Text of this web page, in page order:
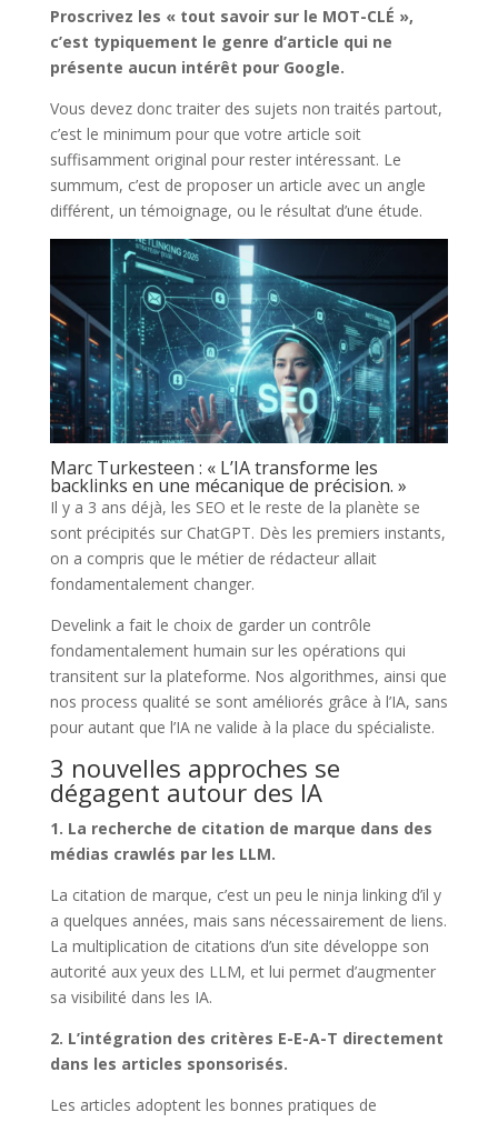
Proscrivez les « tout savoir sur le MOT-CLÉ »,
c’est typiquement le genre d’article qui ne
présente aucun intérêt pour Google.
Vous devez donc traiter des sujets non traités partout,
c’est le minimum pour que votre article soit
suffisamment original pour rester intéressant. Le
summum, c’est de proposer un article avec un angle
différent, un témoignage, ou le résultat d’une étude.
Marc Turkesteen : « L’IA transforme les
backlinks en une mécanique de précision. »
Il y a 3 ans déjà, les SEO et le reste de la planète se
sont précipités sur ChatGPT. Dès les premiers instants,
on a compris que le métier de rédacteur allait
fondamentalement changer.
Develink a fait le choix de garder un contrôle
fondamentalement humain sur les opérations qui
transitent sur la plateforme. Nos algorithmes, ainsi que
nos process qualité se sont améliorés grâce à l’IA, sans
pour autant que l’IA ne valide à la place du spécialiste.
3 nouvelles approches se
dégagent autour des IA
1. La recherche de citation de marque dans des
médias crawlés par les LLM.
La citation de marque, c’est un peu le ninja linking d’il y
a quelques années, mais sans nécessairement de liens.
La multiplication de citations d’un site développe son
autorité aux yeux des LLM, et lui permet d’augmenter
sa visibilité dans les IA.
2. L’intégration des critères E-E-A-T directement
dans les articles sponsorisés.
Les articles adoptent les bonnes pratiques de